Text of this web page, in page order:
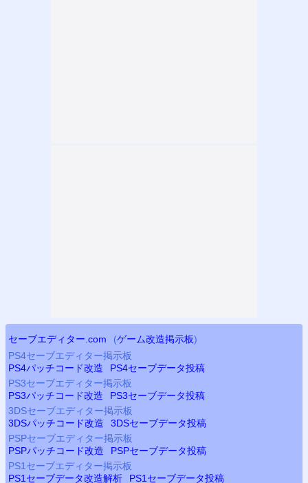
セーブエディター.com (ゲーム改造掲示板)
PS4セーブエディター掲示板
PS4パッチコード改造 PS4セーブデータ投稿
PS3セーブエディター掲示板
PS3パッチコード改造 PS3セーブデータ投稿
3DSセーブエディター掲示板
3DSパッチコード改造
3DSセーブデータ投稿
PSPセーブエディター掲示板
PSPパッチコード改造 PSPセーブデータ投稿
PS1セーブエディター掲示板
PS1セーブデータ改造解析 PS1セーブデータ投稿